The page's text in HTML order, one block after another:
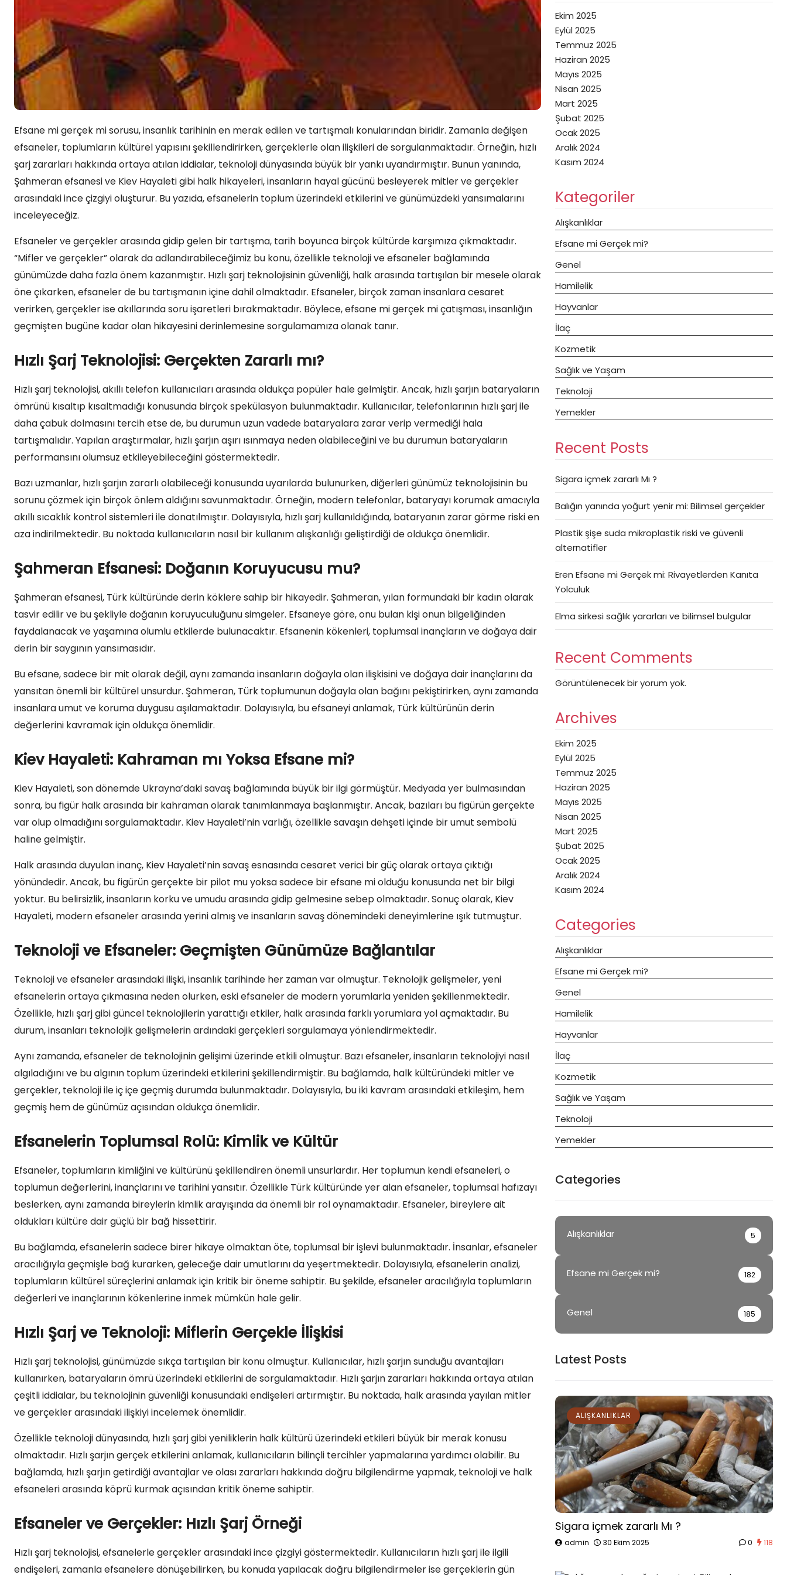
Efsane mi gerçek mi sorusu, insanlık tarihinin en merak edilen ve tartışmalı konularından biridir. Zamanla değişen
efsaneler, toplumların kültürel yapısını şekillendirirken, gerçeklerle olan ilişkileri de sorgulanmaktadır. Örneğin, hızlı
şarj zararları hakkında ortaya atılan iddialar, teknoloji dünyasında büyük bir yankı uyandırmıştır. Bunun yanında,
Şahmeran efsanesi ve Kiev Hayaleti gibi halk hikayeleri, insanların hayal gücünü besleyerek mitler ve gerçekler
arasındaki ince çizgiyi oluşturur. Bu yazıda, efsanelerin toplum üzerindeki etkilerini ve günümüzdeki yansımalarını
inceleyeceğiz.
Efsaneler ve gerçekler arasında gidip gelen bir tartışma, tarih boyunca birçok kültürde karşımıza çıkmaktadır.
“Mifler ve gerçekler” olarak da adlandırabileceğimiz bu konu, özellikle teknoloji ve efsaneler bağlamında
günümüzde daha fazla önem kazanmıştır. Hızlı şarj teknolojisinin güvenliği, halk arasında tartışılan bir mesele olarak
öne çıkarken, efsaneler de bu tartışmanın içine dahil olmaktadır. Efsaneler, birçok zaman insanlara cesaret
verirken, gerçekler ise akıllarında soru işaretleri bırakmaktadır. Böylece, efsane mi gerçek mi çatışması, insanlığın
geçmişten bugüne kadar olan hikayesini derinlemesine sorgulamamıza olanak tanır.
Hızlı Şarj Teknolojisi: Gerçekten Zararlı mı?
Hızlı şarj teknolojisi, akıllı telefon kullanıcıları arasında oldukça popüler hale gelmiştir. Ancak, hızlı şarjın bataryaların
ömrünü kısaltıp kısaltmadığı konusunda birçok spekülasyon bulunmaktadır. Kullanıcılar, telefonlarının hızlı şarj ile
daha çabuk dolmasını tercih etse de, bu durumun uzun vadede bataryalara zarar verip vermediği hala
tartışmalıdır. Yapılan araştırmalar, hızlı şarjın aşırı ısınmaya neden olabileceğini ve bu durumun bataryaların
performansını olumsuz etkileyebileceğini göstermektedir.
Bazı uzmanlar, hızlı şarjın zararlı olabileceği konusunda uyarılarda bulunurken, diğerleri günümüz teknolojisinin bu
sorunu çözmek için birçok önlem aldığını savunmaktadır. Örneğin, modern telefonlar, bataryayı korumak amacıyla
akıllı sıcaklık kontrol sistemleri ile donatılmıştır. Dolayısıyla, hızlı şarj kullanıldığında, bataryanın zarar görme riski en
aza indirilmektedir. Bu noktada kullanıcıların nasıl bir kullanım alışkanlığı geliştirdiği de oldukça önemlidir.
Şahmeran Efsanesi: Doğanın Koruyucusu mu?
Şahmeran efsanesi, Türk kültüründe derin köklere sahip bir hikayedir. Şahmeran, yılan formundaki bir kadın olarak
tasvir edilir ve bu şekliyle doğanın koruyuculuğunu simgeler. Efsaneye göre, onu bulan kişi onun bilgeliğinden
faydalanacak ve yaşamına olumlu etkilerde bulunacaktır. Efsanenin kökenleri, toplumsal inançların ve doğaya dair
derin bir saygının yansımasıdır.
Bu efsane, sadece bir mit olarak değil, aynı zamanda insanların doğayla olan ilişkisini ve doğaya dair inançlarını da
yansıtan önemli bir kültürel unsurdur. Şahmeran, Türk toplumunun doğayla olan bağını pekiştirirken, aynı zamanda
insanlara umut ve koruma duygusu aşılamaktadır. Dolayısıyla, bu efsaneyi anlamak, Türk kültürünün derin
değerlerini kavramak için oldukça önemlidir.
Kiev Hayaleti: Kahraman mı Yoksa Efsane mi?
Kiev Hayaleti, son dönemde Ukrayna’daki savaş bağlamında büyük bir ilgi görmüştür. Medyada yer bulmasından
sonra, bu figür halk arasında bir kahraman olarak tanımlanmaya başlanmıştır. Ancak, bazıları bu figürün gerçekte
var olup olmadığını sorgulamaktadır. Kiev Hayaleti’nin varlığı, özellikle savaşın dehşeti içinde bir umut sembolü
haline gelmiştir.
Halk arasında duyulan inanç, Kiev Hayaleti’nin savaş esnasında cesaret verici bir güç olarak ortaya çıktığı
yönündedir. Ancak, bu figürün gerçekte bir pilot mu yoksa sadece bir efsane mi olduğu konusunda net bir bilgi
yoktur. Bu belirsizlik, insanların korku ve umudu arasında gidip gelmesine sebep olmaktadır. Sonuç olarak, Kiev
Hayaleti, modern efsaneler arasında yerini almış ve insanların savaş dönemindeki deneyimlerine ışık tutmuştur.
Teknoloji ve Efsaneler: Geçmişten Günümüze Bağlantılar
Teknoloji ve efsaneler arasındaki ilişki, insanlık tarihinde her zaman var olmuştur. Teknolojik gelişmeler, yeni
efsanelerin ortaya çıkmasına neden olurken, eski efsaneler de modern yorumlarla yeniden şekillenmektedir.
Özellikle, hızlı şarj gibi güncel teknolojilerin yarattığı etkiler, halk arasında farklı yorumlara yol açmaktadır. Bu
durum, insanları teknolojik gelişmelerin ardındaki gerçekleri sorgulamaya yönlendirmektedir.
Aynı zamanda, efsaneler de teknolojinin gelişimi üzerinde etkili olmuştur. Bazı efsaneler, insanların teknolojiyi nasıl
algıladığını ve bu algının toplum üzerindeki etkilerini şekillendirmiştir. Bu bağlamda, halk kültüründeki mitler ve
gerçekler, teknoloji ile iç içe geçmiş durumda bulunmaktadır. Dolayısıyla, bu iki kavram arasındaki etkileşim, hem
geçmiş hem de günümüz açısından oldukça önemlidir.
Efsanelerin Toplumsal Rolü: Kimlik ve Kültür
Efsaneler, toplumların kimliğini ve kültürünü şekillendiren önemli unsurlardır. Her toplumun kendi efsaneleri, o
toplumun değerlerini, inançlarını ve tarihini yansıtır. Özellikle Türk kültüründe yer alan efsaneler, toplumsal hafızayı
beslerken, aynı zamanda bireylerin kimlik arayışında da önemli bir rol oynamaktadır. Efsaneler, bireylere ait
oldukları kültüre dair güçlü bir bağ hissettirir.
Bu bağlamda, efsanelerin sadece birer hikaye olmaktan öte, toplumsal bir işlevi bulunmaktadır. İnsanlar, efsaneler
aracılığıyla geçmişle bağ kurarken, geleceğe dair umutlarını da yeşertmektedir. Dolayısıyla, efsanelerin analizi,
toplumların kültürel süreçlerini anlamak için kritik bir öneme sahiptir. Bu şekilde, efsaneler aracılığıyla toplumların
değerleri ve inançlarının kökenlerine inmek mümkün hale gelir.
Hızlı Şarj ve Teknoloji: Miflerin Gerçekle İlişkisi
Hızlı şarj teknolojisi, günümüzde sıkça tartışılan bir konu olmuştur. Kullanıcılar, hızlı şarjın sunduğu avantajları
kullanırken, bataryaların ömrü üzerindeki etkilerini de sorgulamaktadır. Hızlı şarjın zararları hakkında ortaya atılan
çeşitli iddialar, bu teknolojinin güvenliği konusundaki endişeleri artırmıştır. Bu noktada, halk arasında yayılan mitler
ve gerçekler arasındaki ilişkiyi incelemek önemlidir.
Özellikle teknoloji dünyasında, hızlı şarj gibi yeniliklerin halk kültürü üzerindeki etkileri büyük bir merak konusu
olmaktadır. Hızlı şarjın gerçek etkilerini anlamak, kullanıcıların bilinçli tercihler yapmalarına yardımcı olabilir. Bu
bağlamda, hızlı şarjın getirdiği avantajlar ve olası zararları hakkında doğru bilgilendirme yapmak, teknoloji ve halk
efsaneleri arasında köprü kurmak açısından kritik öneme sahiptir.
Efsaneler ve Gerçekler: Hızlı Şarj Örneği
Hızlı şarj teknolojisi, efsanelerle gerçekler arasındaki ince çizgiyi göstermektedir. Kullanıcıların hızlı şarj ile ilgili
endişeleri, zamanla efsanelere dönüşebilirken, bu konuda yapılacak doğru bilgilendirmeler ise gerçeklerin gün
Ekim 2025
Eylül 2025
Temmuz 2025
Haziran 2025
Mayıs 2025
Nisan 2025
Mart 2025
Şubat 2025
Ocak 2025
Aralık 2024
Kasım 2024
Kategoriler
Alışkanlıklar
Efsane mi Gerçek mi?
Genel
Hamilelik
Hayvanlar
İlaç
Kozmetik
Sağlık ve Yaşam
Teknoloji
Yemekler
Recent Posts
Sigara içmek zararlı Mı ?
Balığın yanında yoğurt yenir mi: Bilimsel gerçekler
Plastik şişe suda mikroplastik riski ve güvenli
alternatifler
Eren Efsane mi Gerçek mi: Rivayetlerden Kanıta
Yolculuk
Elma sirkesi sağlık yararları ve bilimsel bulgular
Recent Comments
Görüntülenecek bir yorum yok.
Archives
Ekim 2025
Eylül 2025
Temmuz 2025
Haziran 2025
Mayıs 2025
Nisan 2025
Mart 2025
Şubat 2025
Ocak 2025
Aralık 2024
Kasım 2024
Categories
Alışkanlıklar
Efsane mi Gerçek mi?
Genel
Hamilelik
Hayvanlar
İlaç
Kozmetik
Sağlık ve Yaşam
Teknoloji
Yemekler
Categories
Alışkanlıklar 5
Efsane mi Gerçek mi? 182
Genel 185
Latest Posts
ALIŞKANLIKLAR
Sigara içmek zararlı Mı ?
admin 30 Ekim 2025 0 118